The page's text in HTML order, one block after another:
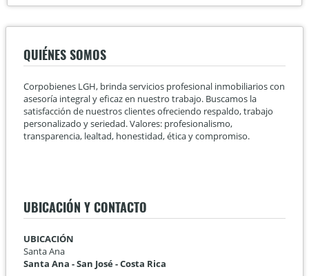
QUIÉNES SOMOS
Corpobienes LGH, brinda servicios profesional inmobiliarios con
asesoría integral y eficaz en nuestro trabajo. Buscamos la
satisfacción de nuestros clientes ofreciendo respaldo, trabajo
personalizado y seriedad. Valores: profesionalismo,
transparencia, lealtad, honestidad, ética y compromiso.
UBICACIÓN Y CONTACTO
UBICACIÓN
Santa Ana
Santa Ana - San José - Costa Rica